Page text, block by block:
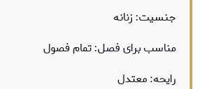
جنسیت: زنانه
مناسب برای فصل: تمام فصول
رایحه: معتدل